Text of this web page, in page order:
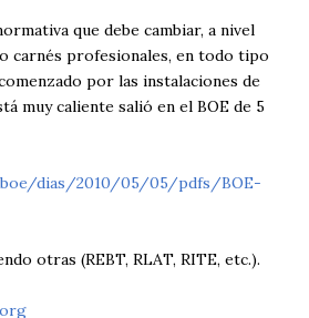
que debe cambiar, a nivel
carnés profesionales, en todo tipo
por las instalaciones de
muy caliente salió en el BOE de 5
dias/2010/05/05/pdfs/BOE-
otras (REBT, RLAT, RITE, etc.).